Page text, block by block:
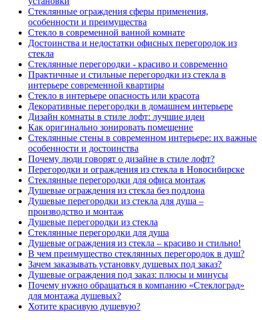
Стеклянные ограждения сферы применения,
особенности и преимущества
Стекло в современной ванной комнате
Достоинства и недостатки офисных перегородок из
стекла
Стеклянные перегородки - красиво и современно
Практичные и стильные перегородки из стекла в
интерьере современной квартиры
Стекло в интерьере опасность или красота
Декоративные перегородки в домашнем интерьере
Дизайн комнаты в стиле лофт: лучшие идеи
Как оригинально зонировать помещение
Стеклянные стены в современном интерьере: их важные
особенности и достоинства
Почему люди говорят о дизайне в стиле лофт?
Перегородки и ограждения из стекла в Новосибирске
Стеклянные перегородки для офиса монтаж
Душевые ограждения из стекла без поддона
Душевые перегородки из стекла для душа –
производство и монтаж
Душевые перегородки из стекла
Стеклянные перегородки для душа
Душевые ограждения из стекла – красиво и стильно!
В чем преимущество стеклянных перегородок в душ?
Зачем заказывать установку душевых под заказ?
Душевые ограждения под заказ: плюсы и минусы
Почему нужно обращаться в компанию «Стеклоград»
для монтажа душевых?
Хотите красивую душевую?